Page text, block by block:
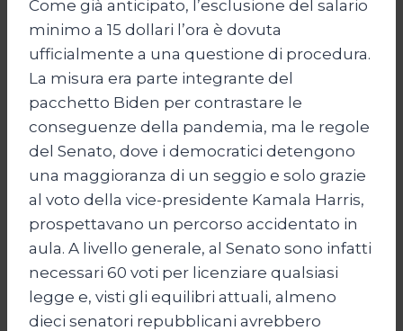
Come già anticipato, l’esclusione del salario
minimo a 15 dollari l’ora è dovuta
ufficialmente a una questione di procedura.
La misura era parte integrante del
pacchetto Biden per contrastare le
conseguenze della pandemia, ma le regole
del Senato, dove i democratici detengono
una maggioranza di un seggio e solo grazie
al voto della vice-presidente Kamala Harris,
prospettavano un percorso accidentato in
aula. A livello generale, al Senato sono infatti
necessari 60 voti per licenziare qualsiasi
legge e, visti gli equilibri attuali, almeno
dieci senatori repubblicani avrebbero